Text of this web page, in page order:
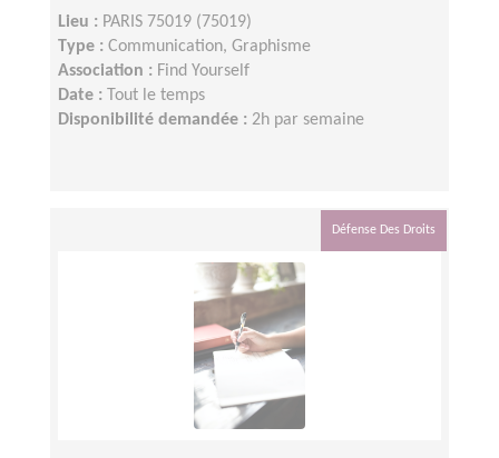
Lieu : PARIS 75019 (75019)
Type : Communication, Graphisme
Association : Find Yourself
Date :
Tout le temps
Disponibilité demandée : 2h par semaine
Défense Des Droits